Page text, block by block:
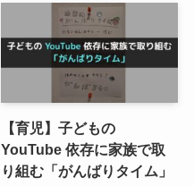
【育児】子どもの
YouTube 依存に家族で取
り組む「がんばりタイム」